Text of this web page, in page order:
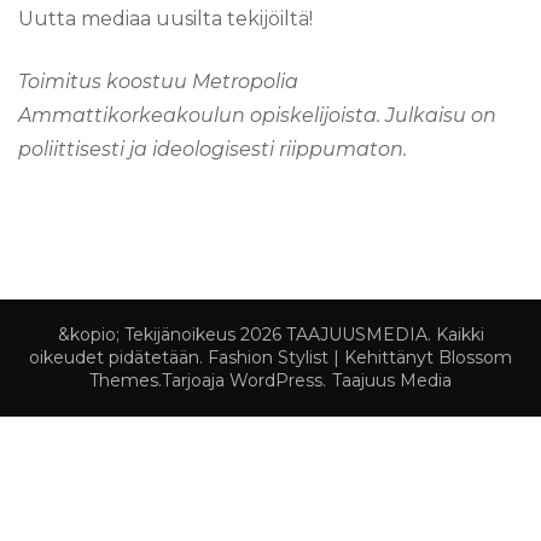
Uutta mediaa uusilta tekijöiltä!
Toimitus koostuu Metropolia
Ammattikorkeakoulun opiskelijoista. Julkaisu on
poliittisesti ja ideologisesti riippumaton.
&kopio; Tekijänoikeus 2026 TAAJUUSMEDIA. Kaikki
oikeudet pidätetään. Fashion Stylist | Kehittänyt Blossom
Themes.Tarjoaja WordPress. Taajuus Media